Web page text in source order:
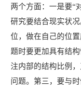
两个方面：一是要“
研究要结合现实状
位，做在自己的位
题时要更加具有结
注内部的结构比例
问题。第三，要与